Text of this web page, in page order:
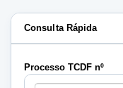
Consulta Rápida
Processo TCDF nº